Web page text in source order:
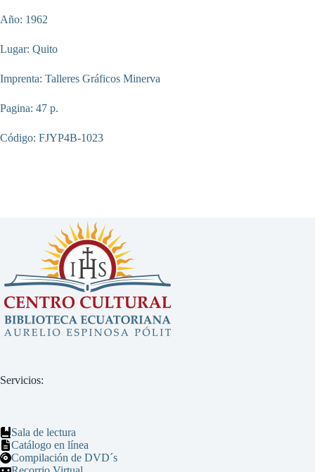
Año: 1962
Lugar: Quito
Imprenta: Talleres Gráficos Minerva
Pagina: 47 p.
Código: FJYP4B-1023
Servicios:
Sala de lectura
Catálogo en línea
Compilación de DVD´s